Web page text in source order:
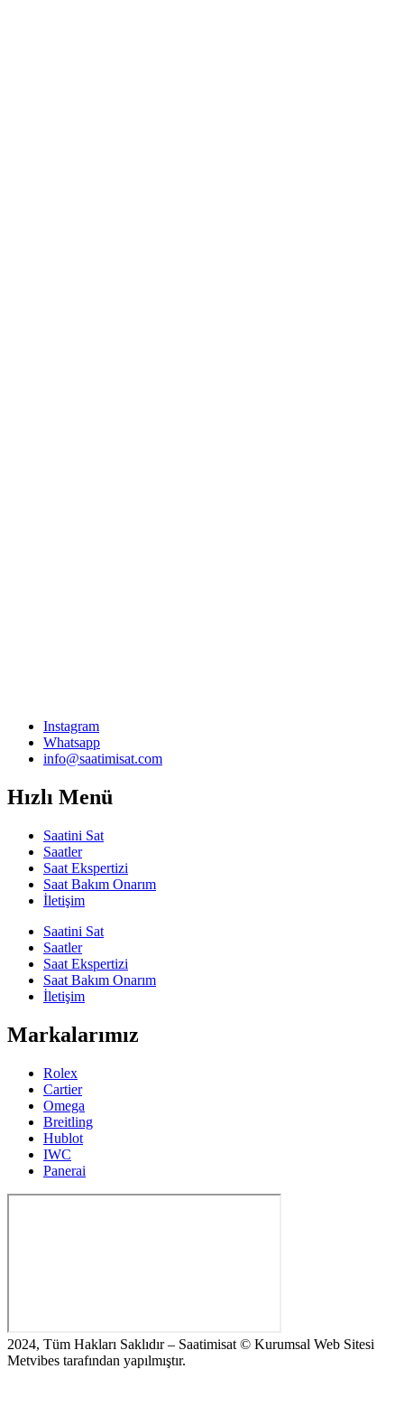
Instagram
Whatsapp
info@saatimisat.com
Hızlı Menü
Saatini Sat
Saatler
Saat Ekspertizi
Saat Bakım Onarım
İletişim
Saatini Sat
Saatler
Saat Ekspertizi
Saat Bakım Onarım
İletişim
Markalarımız
Rolex
Cartier
Omega
Breitling
Hublot
IWC
Panerai
2024, Tüm Hakları Saklıdır – Saatimisat © Kurumsal Web Sitesi
Metvibes tarafından yapılmıştır.